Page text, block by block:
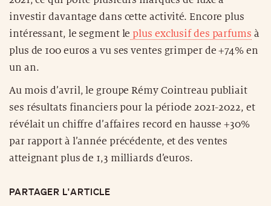
investir davantage dans cette activité. Encore plus
intéressant, le segment le plus exclusif des parfums à
plus de 100 euros a vu ses ventes grimper de +74% en
un an.
Au mois d’avril, le groupe Rémy Cointreau publiait
ses résultats financiers pour la période 2021-2022, et
révélait un chiffre d’affaires record en hausse +30%
par rapport à l’année précédente, et des ventes
atteignant plus de 1,3 milliards d’euros.
PARTAGER L'ARTICLE